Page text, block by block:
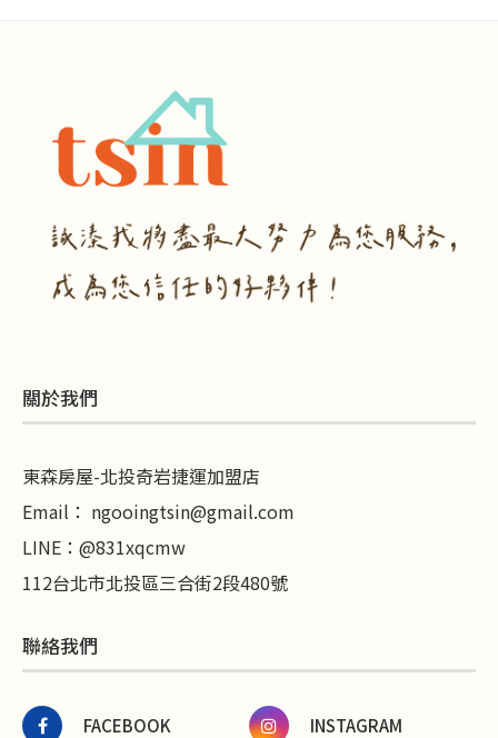
關於我們
東森房屋-北投奇岩捷運加盟店
Email： ngooingtsin@gmail.com
LINE ： @831xqcmw
112台北市北投區三合街2段480號
聯絡我們
FACEBOOK INSTAGRAM